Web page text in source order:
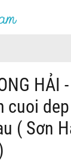
HẢI -
cuoi
( Sơn